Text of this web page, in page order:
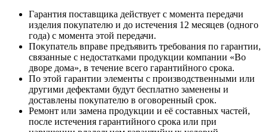
Гарантия поставщика действует с момента передачи
изделия покупателю и до истечения 12 месяцев (одного
года) с момента этой передачи.
Покупатель вправе предъявить требования по гарантии,
связанные с недостатками продукции компании «Во
дворе дома», в течение всего гарантийного срока.
По этой гарантии элементы с производственными или
другими дефектами будут бесплатно заменены и
доставлены покупателю в оговоренный срок.
Ремонт или замена продукции и её составных частей,
после истечения гарантийного срока или при